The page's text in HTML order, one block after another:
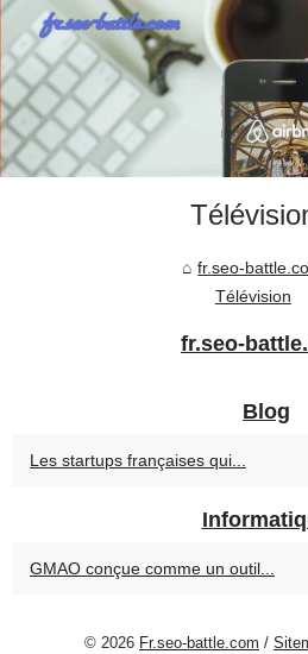
fr.seo-
Télévision
fr.seo-
Blog
Les startups françaises qui...
GMAO conçue comme un outil...
© 2026 Fr.seo-battle.com /